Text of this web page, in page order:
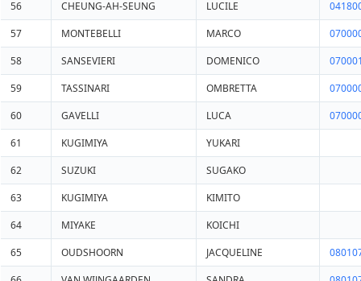
56
CHEUNG-AH-SEUNG LUCILE
57
MONTEBELLI MARCO
58
SANSEVIERI DOMENICO
59
TASSINARI OMBRETTA
60
GAVELLI LUCA
61
KUGIMIYA
YUKARI
62
SUZUKI
SUGAKO
63
KUGIMIYA
KIMITO
64
MIYAKE
KOICHI
65
OUDSHOORN JACQUELINE